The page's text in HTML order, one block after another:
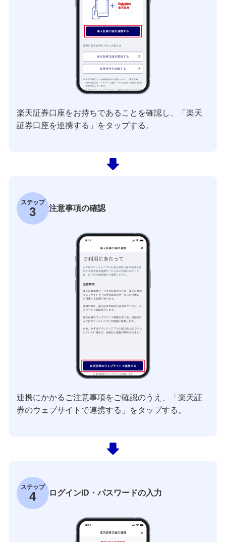
楽天証券口座をお持ちであることを確認し、「楽天
証券口座を連携する」をタップする。
ステップ
3 注意事項の確認
連携にかかるご注意事項をご確認のうえ、「楽天証
券のウェブサイトで連携する」をタップする。
ステップ
4 ログインID・パスワードの入力